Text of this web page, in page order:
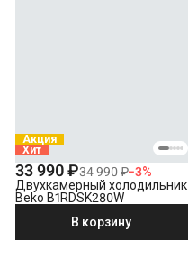
Акция
Хит
33 990 ₽34 990 ₽−3%
Двухкамерный холодильник
Beko B1RDSK280W
В корзину